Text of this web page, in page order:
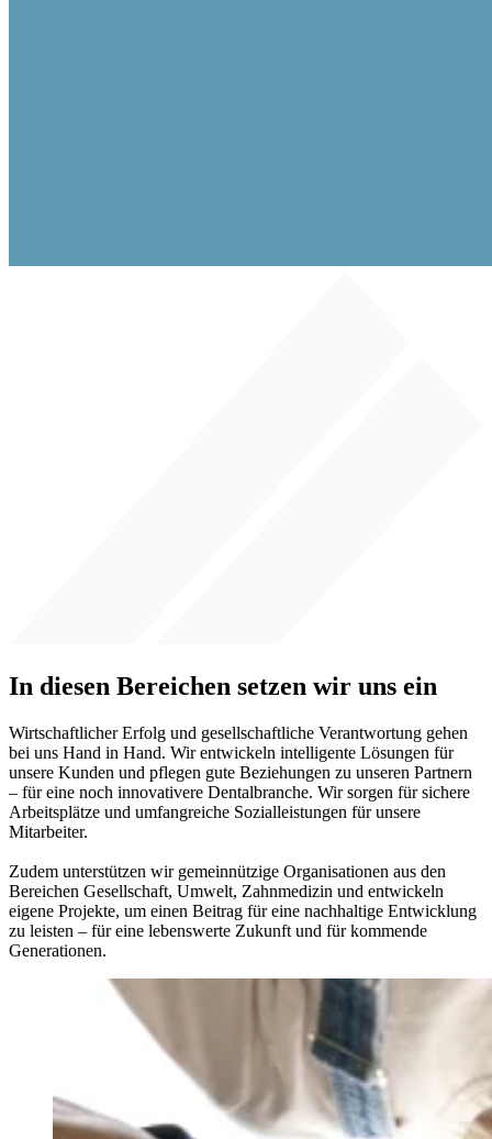
In diesen Bereichen setzen wir uns ein
Wirtschaftlicher Erfolg und gesellschaftliche Verantwortung gehen
bei uns Hand in Hand. Wir entwickeln intelligente Lösungen für
unsere Kunden und pflegen gute Beziehungen zu unseren Partnern
– für eine noch innovativere Dentalbranche. Wir sorgen für sichere
Arbeitsplätze und umfangreiche Sozialleistungen für unsere
Mitarbeiter.
Zudem unterstützen wir gemeinnützige Organisationen aus den
Bereichen Gesellschaft, Umwelt, Zahnmedizin und entwickeln
eigene Projekte, um einen Beitrag für eine nachhaltige Entwicklung
zu leisten – für eine lebenswerte Zukunft und für kommende
Generationen.